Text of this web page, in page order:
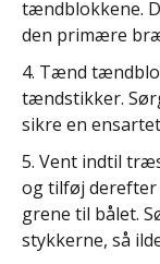
tændblokkene.
den primære
4. Tænd
tændstikker.
sikre en
5. Vent indtil
og tilføj
grene til bålet.
stykkerne, så